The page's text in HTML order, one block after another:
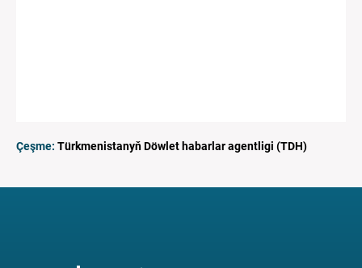
Çeşme: Türkmenistanyň Döwlet habarlar agentligi (TDH)